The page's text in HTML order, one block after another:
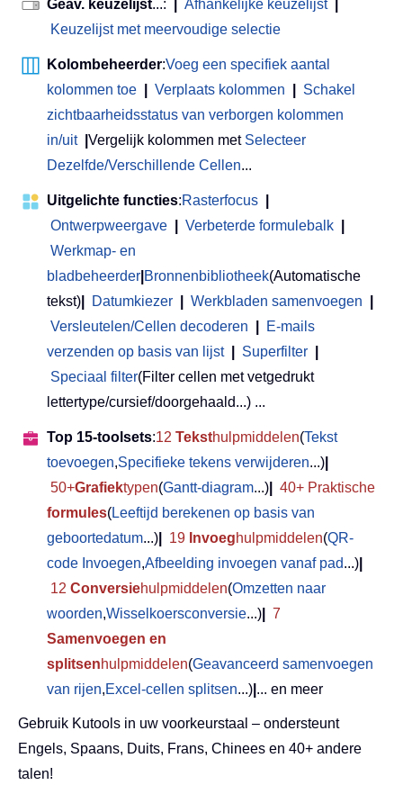
Geav. keuzelijst...: Afhankelijke keuzelijst
Keuzelijst met meervoudige selectie
Kolombeheerder:Voeg een specifiek aantal
kolommen toe
Verplaats kolommen
Schakel
zichtbaarheidsstatus van verborgen kolommen
in/uit
Vergelijk kolommen met Selecteer
Dezelfde/Verschillende Cellen...
Uitgelichte functies:Rasterfocus
Ontwerpweergave
Verbeterde formulebalk
Werkmap- en
bladbeheerder Bronnenbibliotheek(Automatische
tekst)
Datumkiezer Werkbladen samenvoegen
Versleutelen/Cellen decoderen
E-mails
verzenden op basis van lijst
Superfilter
Speciaal filter(Filter cellen met vetgedrukt
lettertype/cursief/doorgehaald...) ...
Top 15-toolsets:12 Teksthulpmiddelen(Tekst
toevoegen,Specifieke tekens verwijderen...)
50+Grafiektypen(Gantt-diagram...)
40+ Praktische
formules(Leeftijd berekenen op basis van
geboortedatum...) 19 Invoeghulpmiddelen(QR-
code Invoegen,Afbeelding invoegen vanaf pad...)
12 Conversiehulpmiddelen(Omzetten naar
woorden,Wisselkoersconversie...)
7
Samenvoegen en
splitsenhulpmiddelen(Geavanceerd samenvoegen
van rijen,Excel-cellen splitsen...) ... en meer
Gebruik Kutools in uw voorkeurstaal – ondersteunt
Engels, Spaans, Duits, Frans, Chinees en 40+ andere
talen!